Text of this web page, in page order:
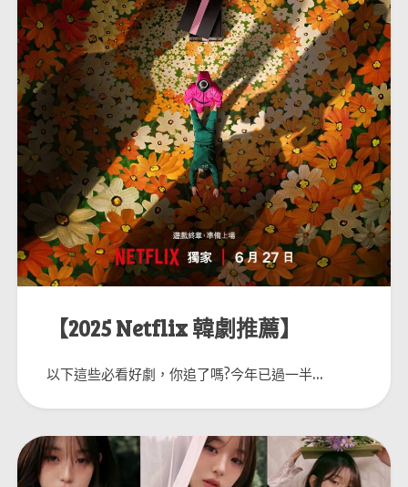
【2025 Netflix 韓劇推薦】
以下這些必看好劇，你追了嗎?今年已過一半...